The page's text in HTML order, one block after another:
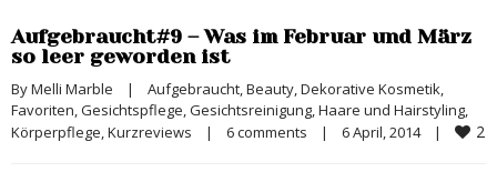
Aufgebraucht#9 – Was im Februar und März
so leer geworden ist
By Melli Marble | Aufgebraucht, Beauty, Dekorative Kosmetik
Favoriten, Gesichtspflege, Gesichtsreinigung, Haare und Hairstyling
Körperpflege, Kurzreviews | 6 comments | 6 April, 2014 | 2